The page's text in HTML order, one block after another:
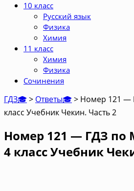
10 класс
Русский язык
Физика
Химия
11 класс
Химия
Физика
Сочинения
ГДЗ🎓> Ответы🎓> Номер 121 —
класс Учебник Чекин. Часть 2
Номер 121 — ГДЗ по
4 класс Учебник